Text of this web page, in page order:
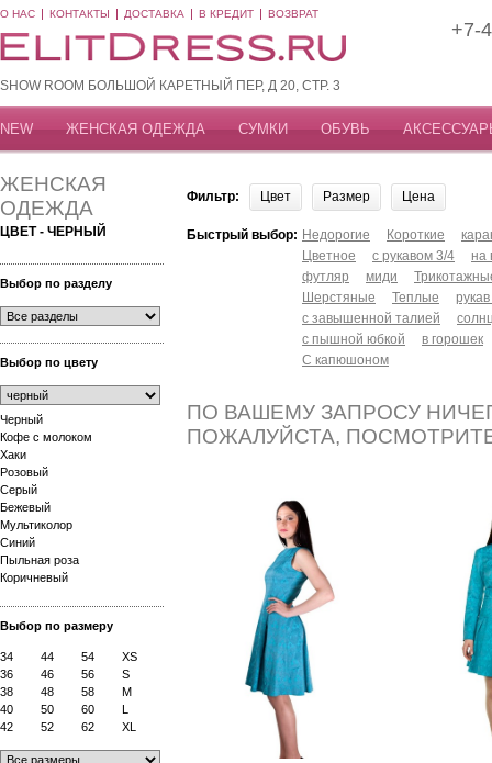
О НАС КОНТАКТЫ ДОСТАВКА В КРЕДИТ ВОЗВРАТ
SHOW ROOM БОЛЬШОЙ КАРЕТНЫЙ ПЕР, Д 20, СТР. 3
+7-
NEW ЖЕНСКАЯ ОДЕЖДА СУМКИ ОБУВЬ
ЖЕНСКАЯ
ОДЕЖДА
ЦВЕТ - ЧЕРНЫЙ
Выбор по разделу
Выбор по цвету
Черный
Кофе с молоком
Хаки
Розовый
Серый
Бежевый
Мультиколор
Синий
Пыльная роза
Коричневый
Выбор по размеру
34 44 54
XS
36
46 56
S
38
48 58
M
40
50 60
L
42
52 62 XL
Фильтр: Цвет Размер Цена
Быстрый выбор: Недорогие Короткие
Цветное
с рукавом 3/4
на
футляр
миди
Шерстяные
Теплые
с завышенной талией
с пышной юбкой
в горошек
С капюшоном
ПО ВАШЕМУ ЗАПРОСУ
ПОЖАЛУЙСТА,